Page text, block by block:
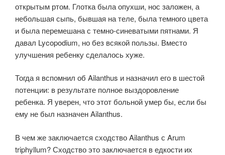
открытым ртом. Глотка была опухши, нос заложен, а
небольшая сыпь, бывшая на теле, была темного цвета
и была перемешана с темно-синеватыми пятнами. Я
давал Lycopodium, но без всякой пользы. Вместо
улучшения ребенку сделалось хуже.
Тогда я вспомнил об Ailanthus и назначил его в шестой
потенции: в результате полное выздоровление
ребенка. Я уверен, что этот больной умер бы, если бы
ему не был назначен Ailanthus.
В чем же заключается сходство Ailanthus с Arum
triphyllum? Сходство это заключается в едкости их